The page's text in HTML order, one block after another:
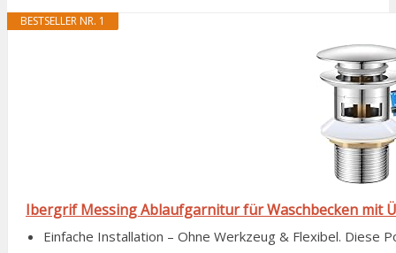
BESTSELLER NR. 1
Ibergrif Messing Ablaufgarnitur für Waschbecken mit
Einfache Installation – Ohne Werkzeug & Flexibel. Diese